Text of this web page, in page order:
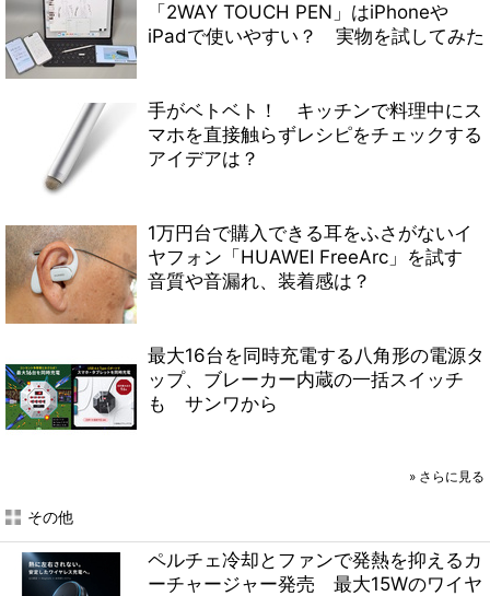
「2WAY TOUCH PEN」はiPhoneや
iPadで使いやすい？ 実物を試してみた
手がベトベト！ キッチンで料理中にス
マホを直接触らずレシピをチェックする
アイデアは？
1万円台で購入できる耳をふさがないイ
ヤフォン「HUAWEI FreeArc」を試す
音質や音漏れ、装着感は？
最大16台を同時充電する八角形の電源タ
ップ、ブレーカー内蔵の一括スイッチ
も サンワから
» さらに見る
その他
ペルチェ冷却とファンで発熱を抑えるカ
ーチャージャー発売 最大15Wのワイヤ